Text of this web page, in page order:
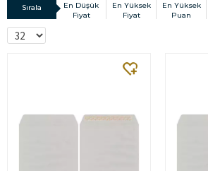
Sırala
En Düşük
Fiyat
En Yüksek
Fiyat
En Yüksek
Puan